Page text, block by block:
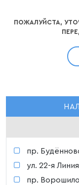
ПОЖАЛУЙСТА,
пр.
ул. 22-я
пр.